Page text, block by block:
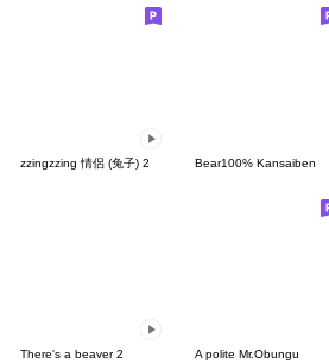
zzingzzing 情侶 (兔子) 2 Bear100% Kansaiben
There's a beaver 2 A polite Mr.Obungu